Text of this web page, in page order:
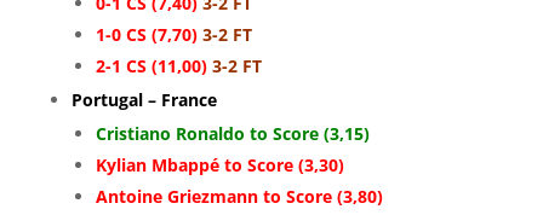
1-0 CS (7,70)3-2 FT
2-1 CS (11,00)3-2 FT
Portugal – France
Cristiano Ronaldo to Score (3,15)
Kylian Mbappé to Score (3,30)
Antoine Griezmann to Score (3,80)